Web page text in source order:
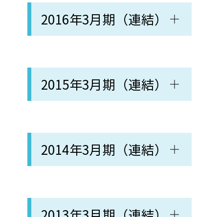
2016年3月期（連結）
2015年3月期（連結）
2014年3月期（連結）